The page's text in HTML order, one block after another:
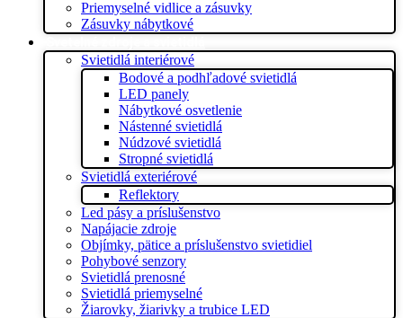
Priemyselné vidlice a zásuvky
Zásuvky nábytkové
Svietidlá interiérové
Bodové a podhľadové svietidlá
LED panely
Nábytkové osvetlenie
Nástenné svietidlá
Núdzové svietidlá
Stropné svietidlá
Svietidlá exteriérové
Reflektory
Led pásy a príslušenstvo
Napájacie zdroje
Objímky, pätice a príslušenstvo svietidiel
Pohybové senzory
Svietidlá prenosné
Svietidlá priemyselné
Žiarovky, žiarivky a trubice LED